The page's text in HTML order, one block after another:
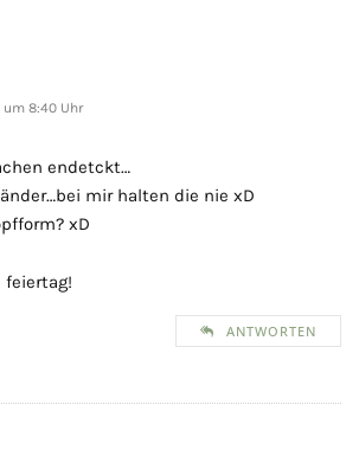
um 8:40 Uhr
endetckt…
mir halten die nie xD
xD
feiertag!
ANTWORTEN